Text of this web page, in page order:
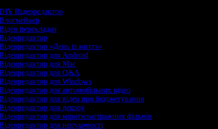
Відеоредактор
перекладач
«День із життя»
для Android
для Mac
для Q&A
для Windows
для автомобільних відео
для відео про бюджетування
для декору
для короткометражних фільмів
для нерухомості